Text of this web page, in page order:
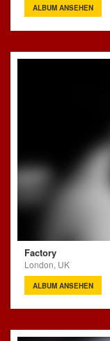
ALBUM ANSEHEN
Factory
London, UK
ALBUM ANSEHEN